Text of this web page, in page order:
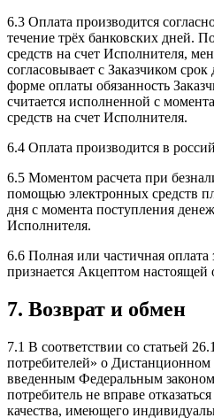
6.3 Оплата производится
течение трёх банковских дней.
средств на счет Исполнителя,
согласовывает с Заказчиком
форме оплаты обязанность
считается исполненной с
средств на счет Исполнителя.
6.4 Оплата производится в
6.5 Моментом расчета при
помощью электронных средств
дня с момента поступления
Исполнителя.
6.6 Полная или частичная оплата
признается Акцептом настоящей
7. Возврат и обмен
7.1 В соответствии со статьей
потребителей» о Дистанционном
введенным Федеральным
потребитель не вправе
качества, имеющего